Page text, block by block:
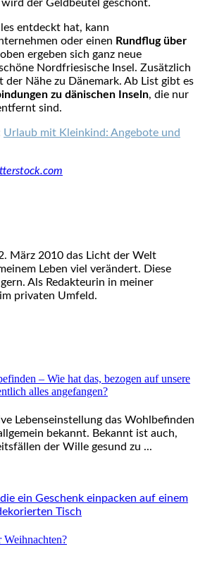
der Geldbeutel geschont.
entdeckt hat, kann
oder einen Rundflug über
ergeben sich ganz neue
Nordfriesische Insel. Zusätzlich
der Nähe zu Dänemark. Ab List gibt es
zu dänischen Inseln, die nur
sind.
Urlaub mit Kleinkind: Angebote und
März 2010 das Licht der Welt
Leben viel verändert. Diese
Als Redakteurin in meiner
privaten Umfeld.
– Wie hat das, bezogen auf unsere
alles angefangen?
Lebenseinstellung das Wohlbefinden
bekannt. Bekannt ist auch,
der Wille gesund zu ...